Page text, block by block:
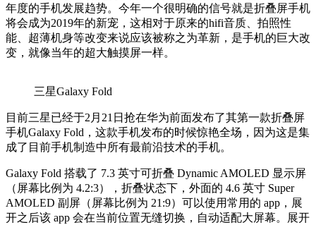
年度的手机发展趋势。今年一个很明确的信号就是折叠屏手机
将会成为2019年的新宠，这相对于原来的hifi音质、拍照性
能、超薄机身等改变来说应该被称之为革新，是手机的巨大改
变，就像当年的超大触摸屏一样。
三星Galaxy Fold
目前三星已经于2月21日抢在华为前面发布了其第一款折叠屏
手机Galaxy Fold，这款手机发布的时候惊艳全场，因为这是集
成了目前手机制造中所有最前沿技术的手机。
Galaxy Fold 搭载了 7.3 英寸可折叠 Dynamic AMOLED 显示屏
（屏幕比例为 4.2:3），折叠状态下，外面的 4.6 英寸 Super
AMOLED 副屏（屏幕比例为 21:9）可以使用常用的 app，展
开之后该 app 会在当前位置无缝切换，自动适配大屏幕。展开